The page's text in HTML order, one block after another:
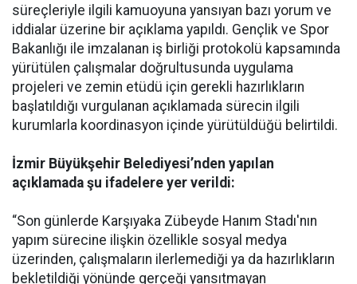
süreçleriyle ilgili kamuoyuna yansıyan bazı yorum ve
iddialar üzerine bir açıklama yapıldı. Gençlik ve Spor
Bakanlığı ile imzalanan iş birliği protokolü kapsamında
yürütülen çalışmalar doğrultusunda uygulama
projeleri ve zemin etüdü için gerekli hazırlıkların
başlatıldığı vurgulanan açıklamada sürecin ilgili
kurumlarla koordinasyon içinde yürütüldüğü belirtildi.
İzmir Büyükşehir Belediyesi’nden yapılan
açıklamada şu ifadelere yer verildi:
“Son günlerde Karşıyaka Zübeyde Hanım Stadı'nın
yapım sürecine ilişkin özellikle sosyal medya
üzerinden, çalışmaların ilerlemediği ya da hazırlıkların
bekletildiği yönünde gerçeği yansıtmayan